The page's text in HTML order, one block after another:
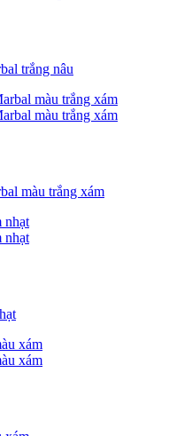
trắng nâu
màu trắng xám